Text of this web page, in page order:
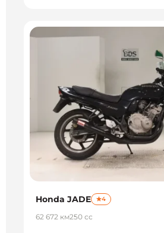
Honda JADE 4
62 672 км250 сс